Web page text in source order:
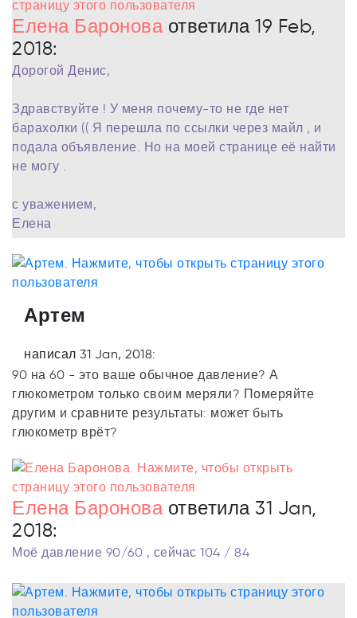
Елена Бароноваответила 19 Feb,
2018:
Дорогой Денис,
Здравствуйте ! У меня почему-то не где нет
барахолки (( Я перешла по ссылки через майл , и
подала объявление. Но на моей странице её найти
не могу .
с уважением,
Елена
Артем
написал 31 Jan, 2018:
90 на 60 - это ваше обычное давление? А
глюкометром только своим меряли? Померяйте
другим и сравните результаты: может быть
глюкометр врёт?
Елена Бароноваответила 31 Jan,
2018:
Моё давление 90/60 , сейчас 104 / 84